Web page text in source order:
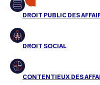
Droit public des affaires
Droit social
Droit immobilier
jour
Aucun résultats pour cette